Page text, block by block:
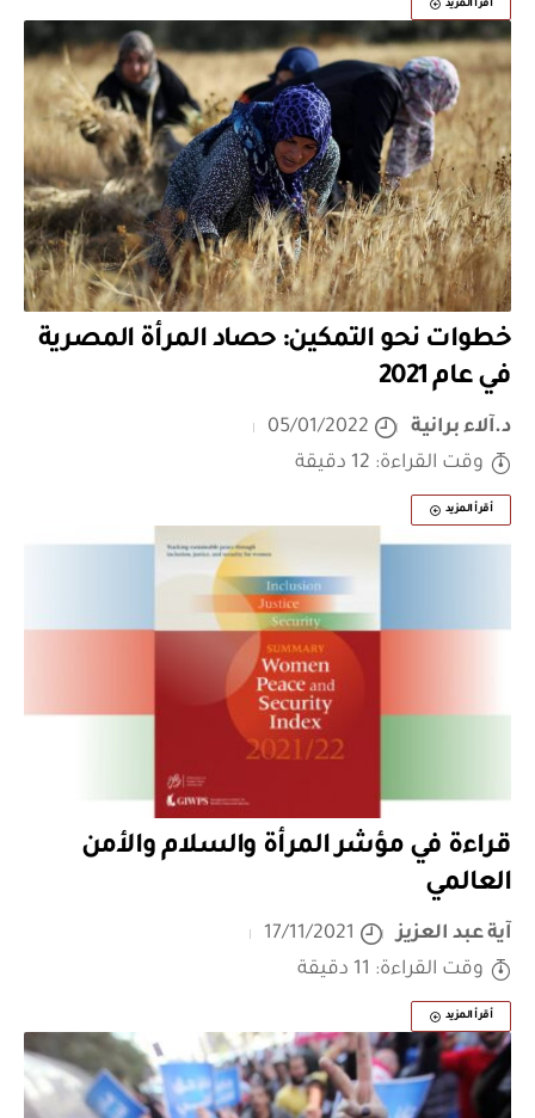
أقرأ المزيد
خطوات نحو التمكين: حصاد المرأة المصرية
في عام 2021
د.آلاء برانية
05/01/2022
وقت القراءة: 12 دقيقة
أقرأ المزيد
قراءة في مؤشر المرأة والسلام والأمن
العالمي
آية عبد العزيز
17/11/2021
وقت القراءة: 11 دقيقة
أقرأ المزيد